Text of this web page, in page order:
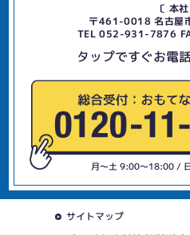
〔 本社
〒461-0018 名古屋
TEL 052-931-7876
タップですぐお電
月〜土 9:00〜18:00 /
サイトマップ